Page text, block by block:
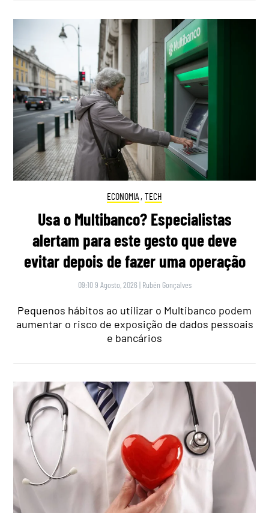
ECONOMIA , TECH
Usa o Multibanco? Especialistas
alertam para este gesto que deve
evitar depois de fazer uma operação
09:10 9 Agosto, 2026 | Rubén Gonçalves
Pequenos hábitos ao utilizar o Multibanco podem
aumentar o risco de exposição de dados pessoais
e bancários